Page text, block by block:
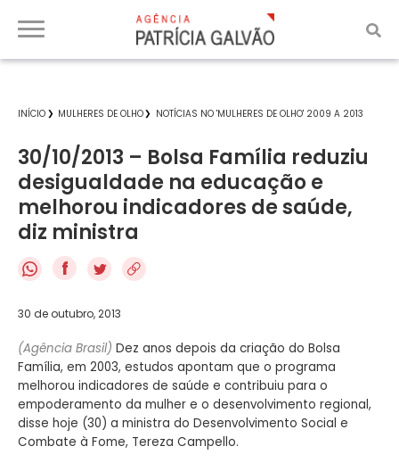
INÍCIO MULHERES DE OLHO NOTÍCIAS NO 'MULHERES DE OLHO' 2009 A 2013
30/10/2013 – Bolsa Família reduziu
desigualdade na educação e
melhorou indicadores de saúde,
diz ministra
f
30 de outubro, 2013
(Agência Brasil) Dez anos depois da criação do Bolsa
Família, em 2003, estudos apontam que o programa
melhorou indicadores de saúde e contribuiu para o
empoderamento da mulher e o desenvolvimento regional,
disse hoje (30) a ministra do Desenvolvimento Social e
Combate à Fome, Tereza Campello.